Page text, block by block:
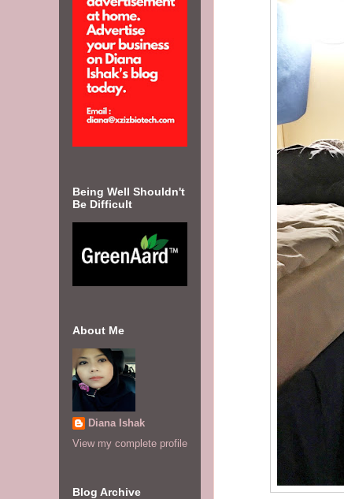
Being Well Shouldn't
Be Difficult
About Me
Diana Ishak
View my complete profile
Blog Archive